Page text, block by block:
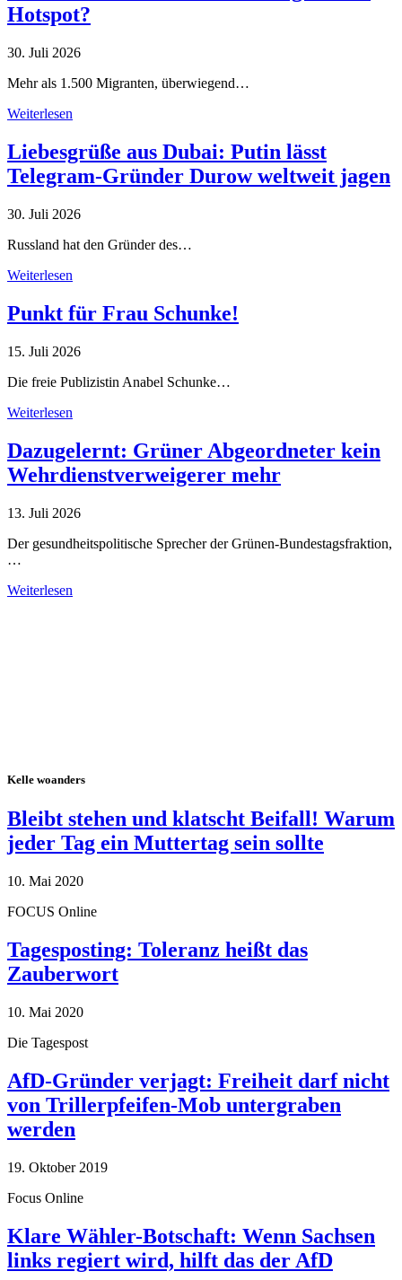
Hotspot?
30. Juli 2026
Mehr als 1.500 Migranten, überwiegend…
Weiterlesen
Liebesgrüße aus Dubai: Putin lässt
Telegram-Gründer Durow weltweit jagen
30. Juli 2026
Russland hat den Gründer des…
Weiterlesen
Punkt für Frau Schunke!
15. Juli 2026
Die freie Publizistin Anabel Schunke…
Weiterlesen
Dazugelernt: Grüner Abgeordneter kein
Wehrdienstverweigerer mehr
13. Juli 2026
Der gesundheitspolitische Sprecher der Grünen-Bundestagsfraktion,
…
Weiterlesen
Kelle woanders
Bleibt stehen und klatscht Beifall! Warum
jeder Tag ein Muttertag sein sollte
10. Mai 2020
FOCUS Online
Tagesposting: Toleranz heißt das
Zauberwort
10. Mai 2020
Die Tagespost
AfD-Gründer verjagt: Freiheit darf nicht
von Trillerpfeifen-Mob untergraben
werden
19. Oktober 2019
Focus Online
Klare Wähler-Botschaft: Wenn Sachsen
links regiert wird, hilft das der AfD